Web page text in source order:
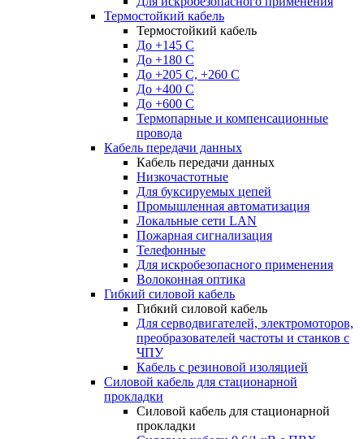
Термостойкий кабель
Термостойкий кабель
До +145 С
До +180 C
До +205 С, +260 С
До +400 C
До +600 С
Термопарные и компенсационные
провода
Кабель передачи данных
Кабель передачи данных
Низкочастотные
Для буксируемых цепей
Промышленная автоматизация
Локальные сети LAN
Пожарная сигнализация
Телефонные
Для искробезопасного применения
Волоконная оптика
Гибкий силовой кабель
Гибкий силовой кабель
Для серводвигателей, электромоторов,
преобразователей частоты и станков с
ЧПУ
Кабель с резиновой изоляцией
Силовой кабель для стационарной
прокладки
Силовой кабель для стационарной
прокладки